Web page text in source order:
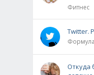
Фитнес
Twitter.
Откуда